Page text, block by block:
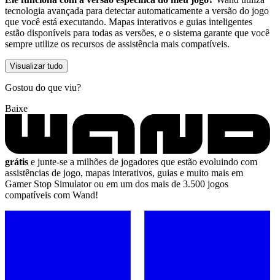
tecnologia avançada para detectar automaticamente a versão do jogo
que você está executando. Mapas interativos e guias inteligentes
estão disponíveis para todas as versões, e o sistema garante que você
sempre utilize os recursos de assistência mais compatíveis.
Visualizar tudo
Gostou do que viu?
Baixe
grátis e junte-se a milhões de jogadores que estão evoluindo com
assistências de jogo, mapas interativos, guias e muito mais em
Gamer Stop Simulator ou em um dos mais de 3.500 jogos
compatíveis com Wand!